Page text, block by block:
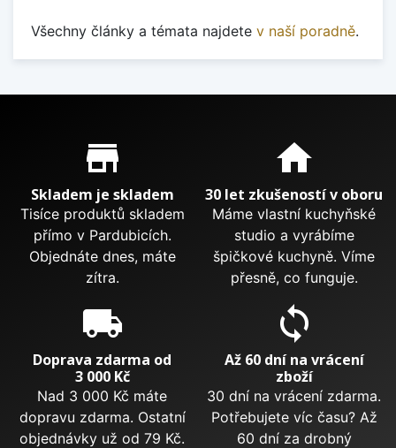
Všechny články a témata najdete v naší poradně.
Proč nakupovat u nás?
store_mall_directory
Skladem je skladem
Tisíce produktů skladem
přímo v Pardubicích.
Objednáte dnes, máte
zítra.
home
30 let zkušeností v oboru
Máme vlastní kuchyňské
studio a vyrábíme
špičkové kuchyně. Víme
přesně, co funguje.
local_shipping
Doprava zdarma od
3 000 Kč
Nad 3 000 Kč máte
dopravu zdarma. Ostatní
objednávky už od 79 Kč.
sync
Až 60 dní na vrácení
zboží
30 dní na vrácení zdarma.
Potřebujete víc času? Až
60 dní za drobný